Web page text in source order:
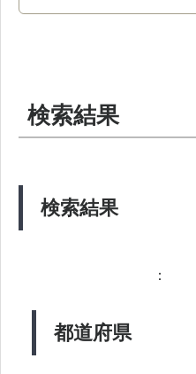
検索結果
検索結果
都道府県
：